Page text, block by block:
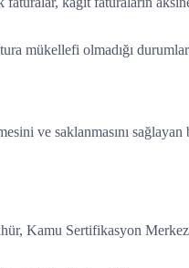
mükellefi olmadığı
ve saklanmasını
Kamu Sertifikasyon